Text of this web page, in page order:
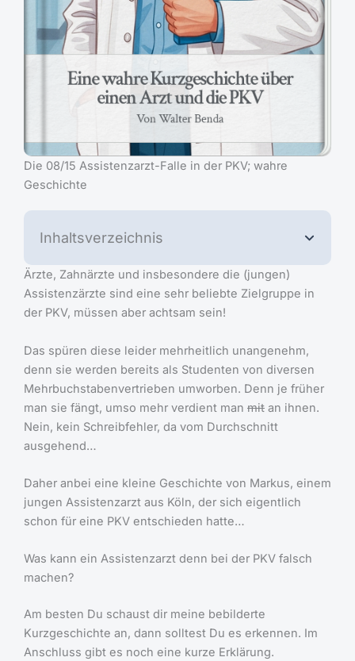
Die 08/15 Assistenzarzt-Falle in der PKV; wahre
Geschichte
Inhaltsverzeichnis
Ärzte, Zahnärzte und insbesondere die (jungen)
Assistenzärzte sind eine sehr beliebte Zielgruppe in
der PKV, müssen aber achtsam sein!
Das spüren diese leider mehrheitlich unangenehm,
denn sie werden bereits als Studenten von diversen
Mehrbuchstabenvertrieben umworben. Denn je früher
man sie fängt, umso mehr verdient man mit an ihnen.
Nein, kein Schreibfehler, da vom Durchschnitt
ausgehend…
Daher anbei eine kleine Geschichte von Markus, einem
jungen Assistenzarzt aus Köln, der sich eigentlich
schon für eine PKV entschieden hatte…
Was kann ein Assistenzarzt denn bei der PKV falsch
machen?
Am besten Du schaust dir meine bebilderte
Kurzgeschichte an, dann solltest Du es erkennen. Im
Anschluss gibt es noch eine kurze Erklärung.